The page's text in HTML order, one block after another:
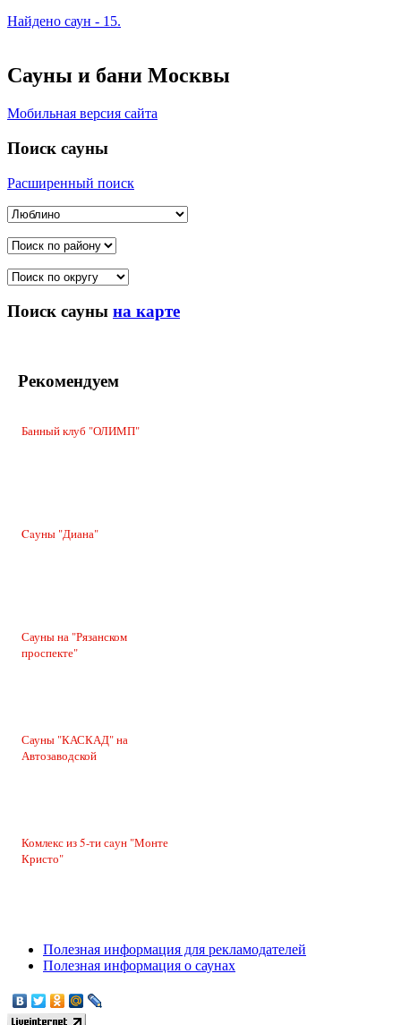
Найдено саун - 15.
Сауны и бани Москвы
Мобильная версия сайта
Поиск сауны
Расширенный поиск
Поиск сауны на карте
Рекомендуем
Банный клуб "ОЛИМП"
Caуны "Диана"
Сауны на "Рязанском
проспекте"
Сауны "КАСКАД" на
Автозаводской
Комлекс из 5-ти сaун "Монте
Кристо"
Полезная информация для рекламодателей
Полезная информация о саунах